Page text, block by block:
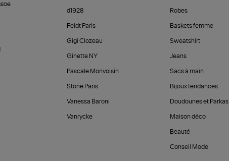
d1928
Feidt Paris
Gigi Clozeau
Ginette NY
Pascale Monvoisin
Stone Paris
Vanessa Baroni
Vanrycke
Robes
Baskets femme
Sweatshirt
Jeans
Sacs à main
Bijoux tendances
Doudounes et Parkas
Maison déco
Beauté
Conseil Mode